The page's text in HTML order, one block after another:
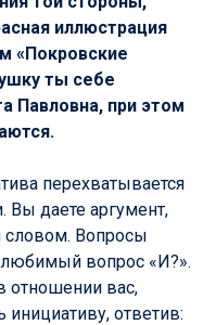
иллюстрация
«Покровские
ты себе
Павловна, при этом
перехватывается
Вы даете аргумент,
словом. Вопросы
вопрос «И?».
отношении вас,
ответив: